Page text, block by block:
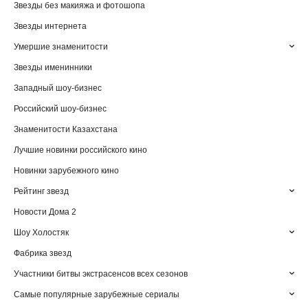
Звезды без макияжа и фотошопа
Звезды интернета
Умершие знаменитости
Звезды именинники
Западный шоу-бизнес
Российский шоу-бизнес
Знаменитости Казахстана
Лучшие новинки российского кино
Новинки зарубежного кино
Рейтинг звезд
Новости Дома 2
Шоу Холостяк
Фабрика звезд
Участники битвы экстрасенсов всех сезонов
Самые популярные зарубежные сериалы